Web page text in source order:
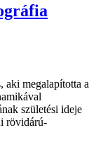
aki megalapította a
születési ideje
rövidárú-